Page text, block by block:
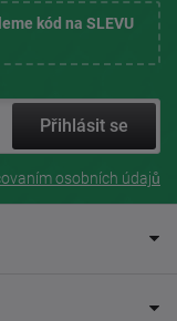
kód na SLEVU
Přihlásit se
osobních údajů